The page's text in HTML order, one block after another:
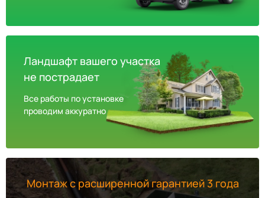
Ландшафт вашего участка
не пострадает
Все работы по установке
проводим аккуратно
Монтаж с расширенной гарантией 3 года